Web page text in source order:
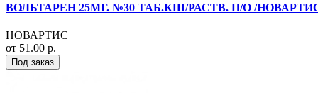
ВОЛЬТАРЕН 25МГ. №30 ТАБ.КШ/РАСТВ. П/О /
НОВАРТИС
от 51.00 р.
Под заказ